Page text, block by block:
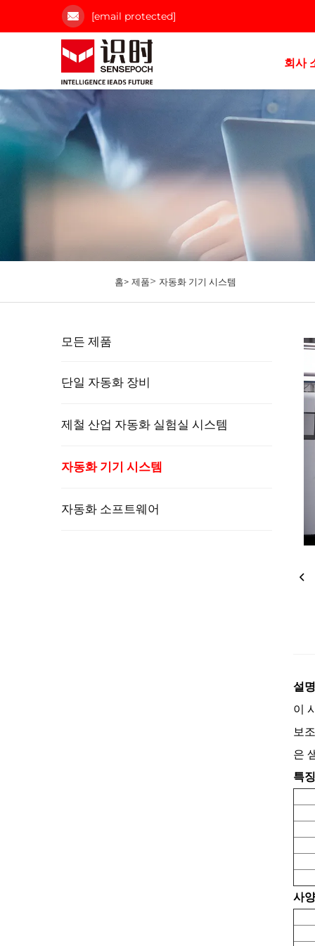
[email protected]
회사
홈> 제품> 자동화 기기 시스템
모든 제품
단일 자동화 장비
제철 산업 자동화 실험실 시스템
자동화 기기 시스템
자동화 소프트웨어
설
이
보
은
특
사